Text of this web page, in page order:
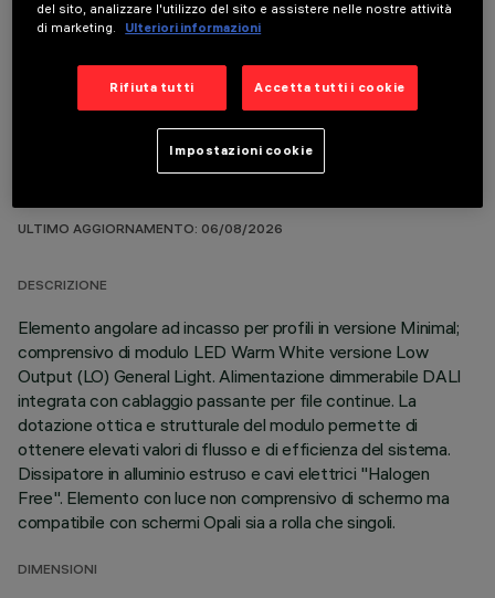
COMPONENTI OPZIONALI
ULTIMO AGGIORNAMENTO: 06/08/2026
DESCRIZIONE
Elemento angolare ad incasso per profili in versione Minimal;
comprensivo di modulo LED Warm White versione Low
Output (LO) General Light. Alimentazione dimmerabile DALI
integrata con cablaggio passante per file continue. La
dotazione ottica e strutturale del modulo permette di
ottenere elevati valori di flusso e di efficienza del sistema.
Dissipatore in alluminio estruso e cavi elettrici "Halogen
Free". Elemento con luce non comprensivo di schermo ma
compatibile con schermi Opali sia a rolla che singoli.
DIMENSIONI
del sito, analizzare l'utilizzo del sito e assistere nelle nostre attività
di marketing.
Ulteriori informazioni
Rifiuta tutti Accetta tutti i cookie
Impostazioni cookie